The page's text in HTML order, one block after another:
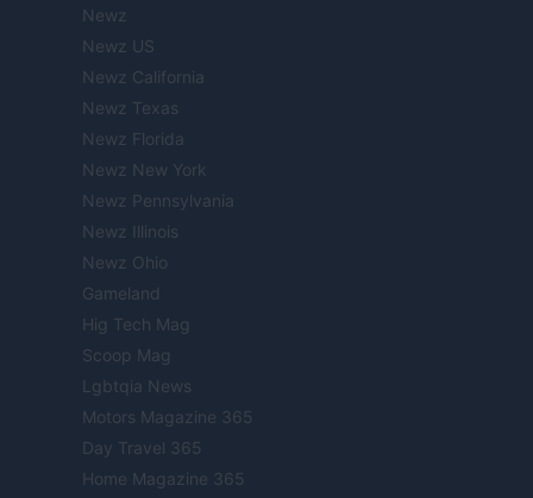
Newz
Newz US
Newz California
Newz Texas
Newz Florida
Newz New York
Newz Pennsylvania
Newz Illinois
Newz Ohio
Gameland
Hig Tech Mag
Scoop Mag
Lgbtqia News
Motors Magazine 365
Day Travel 365
Home Magazine 365